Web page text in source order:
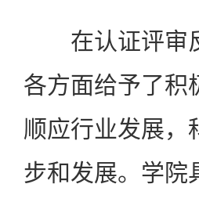
在认证评审反
各方面给予了积
顺应行业发展，
步和发展。学院